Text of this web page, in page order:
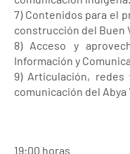
7) Contenidos para el
construcción del Buen
8) Acceso y
Información y
9) Articulación,
comunicación del Abya
19:00 horas